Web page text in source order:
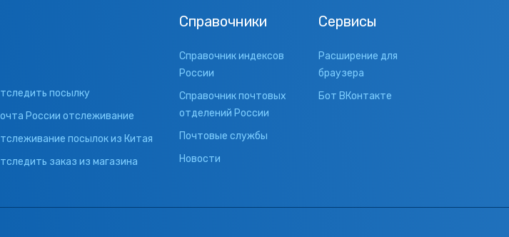
посылку
России отслеживание
посылок из Китая
заказ из магазина
Справочники
Справочник индексов
России
Справочник почтовых
отделений России
Почтовые службы
Новости
Сервисы
Расширение для
браузера
Бот ВКонтакте